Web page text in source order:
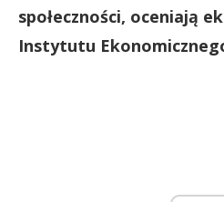
społeczności, oceniają
Instytutu